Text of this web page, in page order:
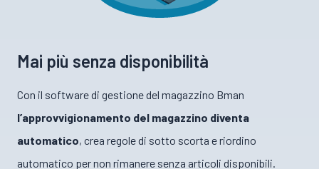
Mai più senza disponibilità
Con il software di gestione del magazzino Bman
l’approvvigionamento del magazzino diventa
automatico, crea regole di sotto scorta e riordino
automatico per non rimanere senza articoli disponibili.